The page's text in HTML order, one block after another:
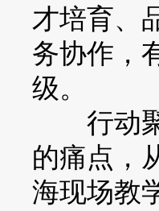
才培育、
务协作，
级。
行动聚
的痛点，
海现场教